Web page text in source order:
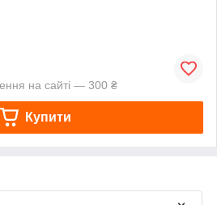
на сайті — 300 ₴
Купити